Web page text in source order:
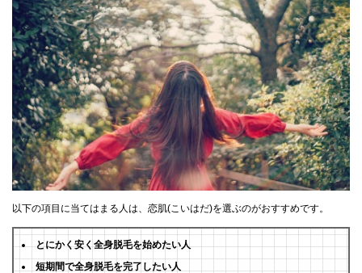
以下の項目に当てはまる人は、恋肌(こいはだ)を選ぶのがおすすめです。
とにかく安く全身脱毛を始めたい人
短期間で全身脱毛を完了したい人